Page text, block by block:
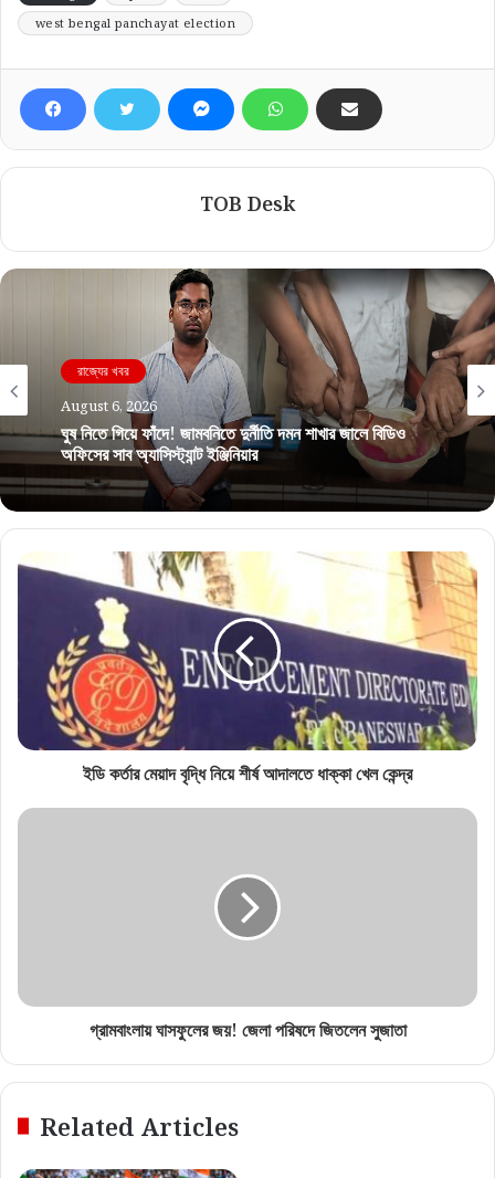
west bengal panchayat election
TOB Desk
রাজ্যের খবর
August 6, 2026
ঘুষ নিতে গিয়ে ফাঁদে! জামবনিতে দুর্নীতি দমন শাখার জালে বিডিও
অফিসের সাব অ্যাসিস্ট্যান্ট ইঞ্জিনিয়ার
ইডি কর্তার মেয়াদ বৃদ্ধি নিয়ে শীর্ষ আদালতে ধাক্কা খেল কেন্দ্র
গ্রামবাংলায় ঘাসফুলের জয়! জেলা পরিষদে জিতলেন সুজাতা
Related Articles